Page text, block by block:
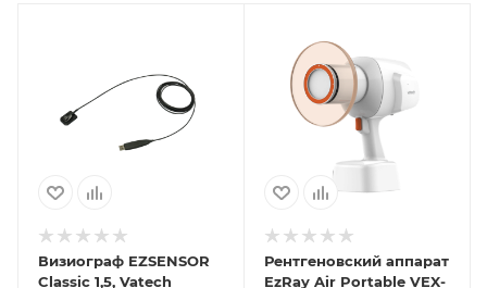
Визиограф EZSENSOR
Classic 1,5, Vatech
Рентгеновский аппарат
EzRay Air Portable VEX-